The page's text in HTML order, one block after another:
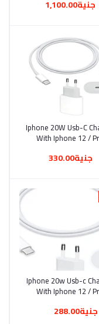
جنية1,100.00
أضف إلى السلة
Iphone 20W Usb-C
With Iphone 12 /
Charger Usb-C(0230)
جنية330.00
أضف إلى السلة
Iphone 20w Usb-c
With Iphone 12 /
Charger Usb-c
جنية288.00